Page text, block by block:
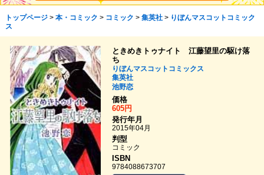
トップページ> 本・コミック > コミック > 集英社> りぼんマスコットコミック
ス
ときめきトゥナイト 江藤望里の駆け落
ち
りぼんマスコットコミックス
集英社
池野恋
価格
605円
発行年月
2015年04月
判型
コミック
ISBN
9784088673707